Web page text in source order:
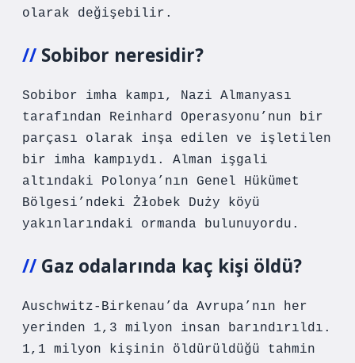
olarak değişebilir.
Sobibor neresidir?
Sobibor imha kampı, Nazi Almanyası
tarafından Reinhard Operasyonu’nun bir
parçası olarak inşa edilen ve işletilen
bir imha kampıydı. Alman işgali
altındaki Polonya’nın Genel Hükümet
Bölgesi’ndeki Żłobek Duży köyü
yakınlarındaki ormanda bulunuyordu.
Gaz odalarında kaç kişi öldü?
Auschwitz-Birkenau’da Avrupa’nın her
yerinden 1,3 milyon insan barındırıldı.
1,1 milyon kişinin öldürüldüğü tahmin